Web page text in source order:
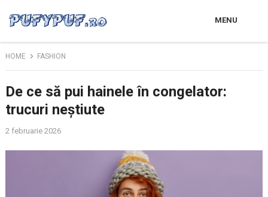
MENU
HOME FASHION
De ce să pui hainele în congelator:
trucuri neștiute
2 februarie 2026